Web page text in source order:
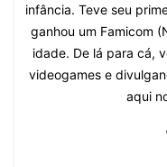
infância. Teve seu
ganhou um Famicom
idade. De lá para cá,
videogames e
aqui